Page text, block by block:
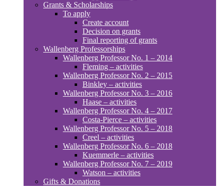
Grants & Scholarships
To apply
Create account
Decision on grants
Final reporting of grants
Wallenberg Professorships
Wallenberg Professor No. 1 – 2014
Fleming – activities
Wallenberg Professor No. 2 – 2015
Binkley – activities
Wallenberg Professor No. 3 – 2016
Haase – activities
Wallenberg Professor No. 4 – 2017
Costa-Pierce – activities
Wallenberg Professor No. 5 – 2018
Creel – activities
Wallenberg Professor No. 6 – 2018
Kuemmerle – activities
Wallenberg Professor No. 7 – 2019
Watson – activities
Gifts & Donations